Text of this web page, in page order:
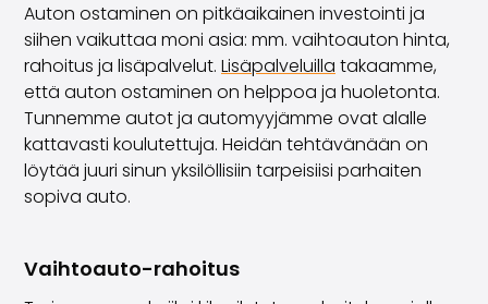
Auton ostaminen on pitkäaikainen investointi ja
siihen vaikuttaa moni asia: mm. vaihtoauton hinta,
rahoitus ja lisäpalvelut. Lisäpalveluilla takaamme,
että auton ostaminen on helppoa ja huoletonta.
Tunnemme autot ja automyyjämme ovat alalle
kattavasti koulutettuja. Heidän tehtävänään on
löytää juuri sinun yksilöllisiin tarpeisiisi parhaiten
sopiva auto.
Vaihtoauto-rahoitus